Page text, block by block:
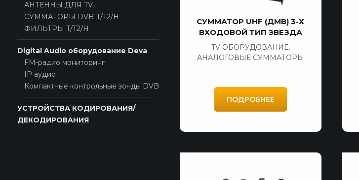
АНТЕННЫ ДЛЯ TV
СУММАТОРЫ DVB-T/T2/H
ФИЛЬТРЫ T/T2/H
Digital Audio оборудование Deva
FM-радио мониторинг
IP аудио
Компактные контрольные зонды DVB
УСТРОЙСТВА КОДИРОВАНИЯ/
ДЕКОДИРОВАНИЯ
СУММАТОР UHF (ДМВ) 3-Х
ВХОДОВОЙ ТИП ЗВЕЗДА
TV ОБОРУДОВАНИЕ,
АНАЛОГОВЫЕ СУММАТОРЫ
ПОДРОБНЕЕ